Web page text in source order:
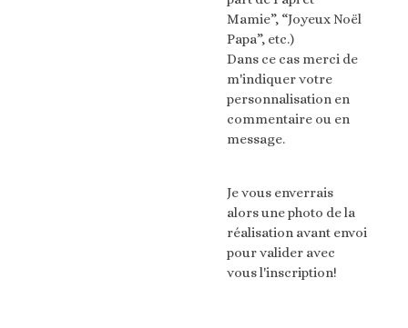
Mamie”, “Joyeux Noël
Papa”, etc.)
Dans ce cas merci de
m'indiquer votre
personnalisation en
commentaire ou en
message.
Je vous enverrais
alors une photo de la
réalisation avant envoi
pour valider avec
vous l'inscription!